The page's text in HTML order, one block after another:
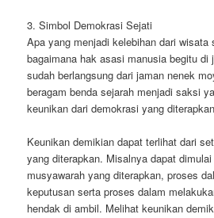
3. Simbol Demokrasi Sejati
Apa yang menjadi kelebihan dari wisata
bagaimana hak asasi manusia begitu di
sudah berlangsung dari jaman nenek
beragam benda sejarah menjadi saksi
keunikan dari demokrasi yang
Keunikan demikian dapat terlihat dari
yang diterapkan. Misalnya dapat
musyawarah yang diterapkan, proses
keputusan serta proses dalam
hendak di ambil. Melihat keunikan